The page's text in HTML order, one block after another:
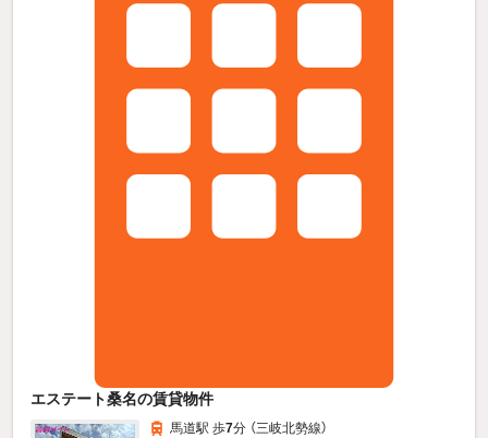
エステート桑名の賃貸物件
馬道駅 歩7分 （三岐北勢線）